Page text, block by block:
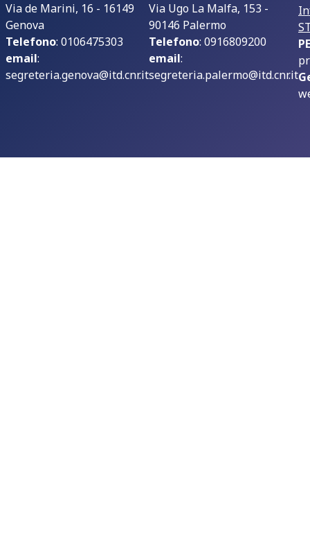
Via de Marini, 16 - 16149
Genova
Telefono: 0106475303
email:
segreteria.genova@itd.cnr.it
Via Ugo La Malfa, 153 -
90146 Palermo
Telefono: 0916809200
email:
segreteria.palermo@itd.cnr.it